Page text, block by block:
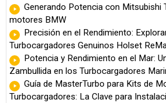
Generando Potencia con Mitsubishi
motores BMW
Precisión en el Rendimiento:
Turbocargadores Genuinos Holset
Potencia y Rendimiento en el Mar:
Zambullida en los Turbocargadores
Guía de MasterTurbo para Kits de
Turbocargadores: La Clave para